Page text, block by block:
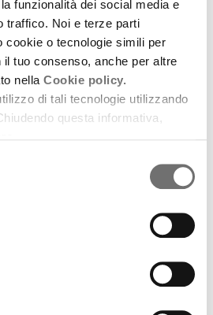
funzionalità dei social media e
traffico. Noi e terze parti
cookie o tecnologie simili per
tuo consenso, anche per altre
nella Cookie policy.
di tali tecnologie utilizzando
questa informativa,